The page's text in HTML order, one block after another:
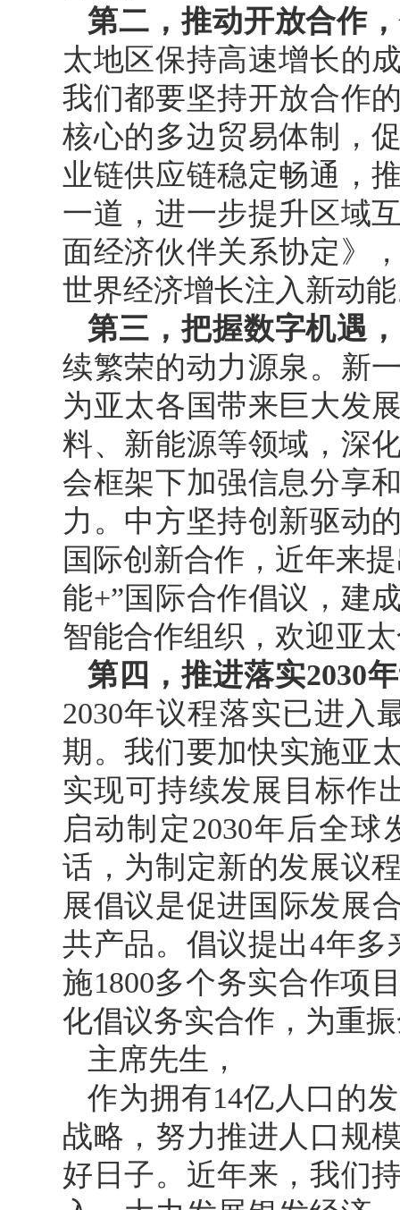
第二，推动开放合作
太地区保持高速增长的
我们都要坚持开放合作
核心的多边贸易体制，
业链供应链稳定畅通，
一道，进一步提升区域
面经济伙伴关系协定》
世界经济增长注入新动
第三，把握数字机遇
续繁荣的动力源泉。新
为亚太各国带来巨大发
料、新能源等领域，深
会框架下加强信息分享
力。中方坚持创新驱动
国际创新合作，近年来
能+”国际合作倡议，建
智能合作组织，欢迎亚
第四，推进落实2030
2030年议程落实已进入
期。我们要加快实施亚
实现可持续发展目标作
启动制定2030年后全
话，为制定新的发展议
展倡议是促进国际发展
共产品。倡议提出4年多
施1800多个务实合作项
化倡议务实合作，为重
主席先生，
作为拥有14亿人口的
战略，努力推进人口规
好日子。近年来，我们